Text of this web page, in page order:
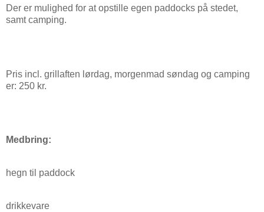
Der er mulighed for at opstille egen paddocks på stedet,
samt camping.
Pris incl. grillaften lørdag, morgenmad søndag og camping
er: 250 kr.
Medbring:
hegn til paddock
drikkevare